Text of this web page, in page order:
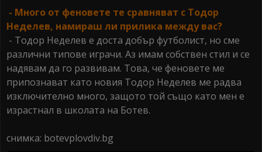
- Много от феновете те сравняват с Тодор
Неделев, намираш ли прилика между вас?
- Тодор Неделев е доста добър футболист, но сме
различни типове играчи. Аз имам собствен стил и се
надявам да го развивам. Това, че феновете ме
припознават като новия Тодор Неделев ме радва
изключително много, защото той също като мен е
израстнал в школата на Ботев.
снимка: botevplovdiv.bg